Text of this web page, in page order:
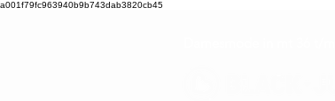
a001f79fc963940b9b743dab3820cb45